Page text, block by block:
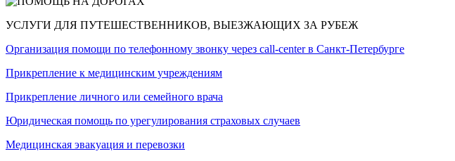
УСЛУГИ ДЛЯ ПУТЕШЕСТВЕННИКОВ, ВЫЕЗЖАЮЩИХ ЗА РУБЕЖ
Организация помощи по телефонному звонку через call-center в Санкт-Петербурге
Прикрепление к медицинским учреждениям
Прикрепление личного или семейного врача
Юридическая помощь по урегулирования страховых случаев
Медицинская эвакуация и перевозки